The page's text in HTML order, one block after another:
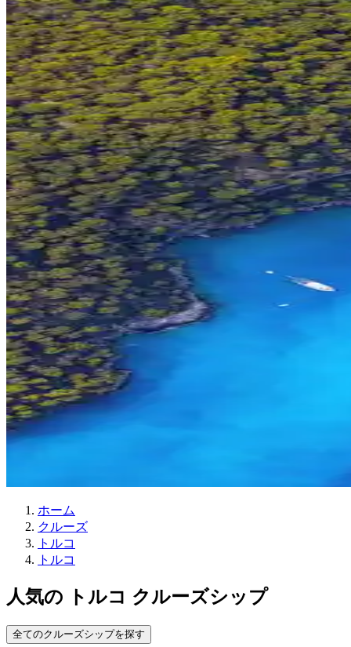
ホーム
クルーズ
トルコ
トルコ
人気の トルコ クルーズシップ
全てのクルーズシップを探す